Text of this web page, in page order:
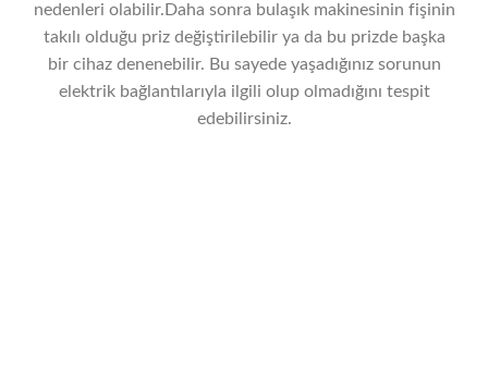
nedenleri olabilir.Daha sonra bulaşık makinesinin fişinin
takılı olduğu priz değiştirilebilir ya da bu prizde başka
bir cihaz denenebilir. Bu sayede yaşadığınız sorunun
elektrik bağlantılarıyla ilgili olup olmadığını tespit
edebilirsiniz.